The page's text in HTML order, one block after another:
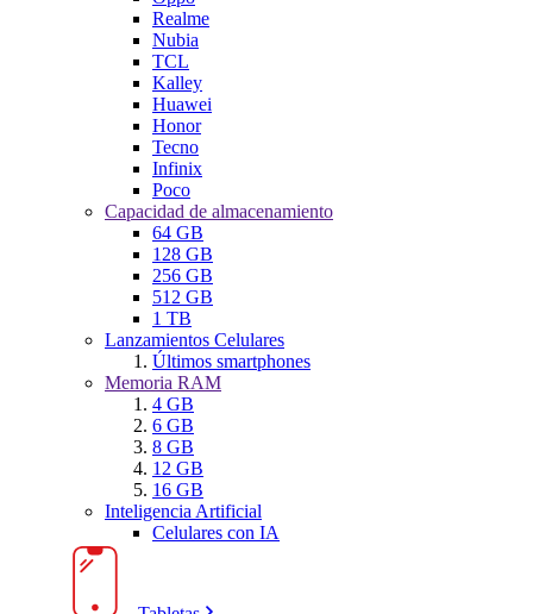
Realme
Nubia
TCL
Kalley
Huawei
Honor
Tecno
Infinix
Poco
Capacidad de almacenamiento
64 GB
128 GB
256 GB
512 GB
1 TB
Lanzamientos Celulares
Últimos smartphones
Memoria RAM
4 GB
6 GB
8 GB
12 GB
16 GB
Inteligencia Artificial
Celulares con IA